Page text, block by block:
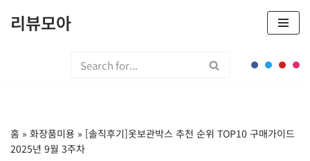
뛰
기
리뷰모아
홈 » 화장품미용 » [솔직후기]옷보관박스 추천 순위 TOP10 구매가이드
2025년 9월 3주차